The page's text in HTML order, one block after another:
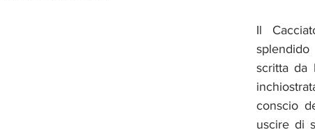
Il
scritta da
conscio
uscire di